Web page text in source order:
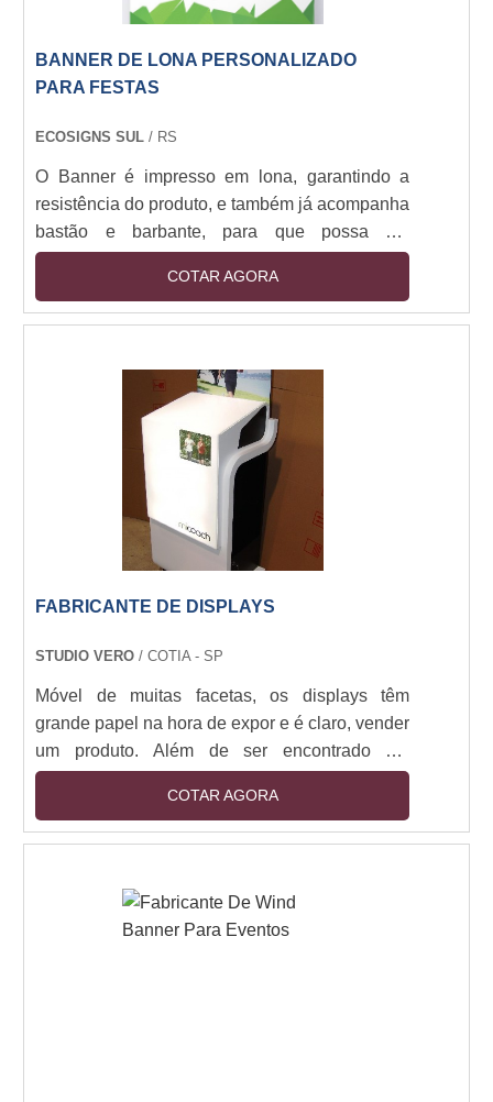
BANNER DE LONA PERSONALIZADO
PARA FESTAS
ECOSIGNS SUL / RS
O Banner é impresso em lona, garantindo a
resistência do produto, e também já acompanha
bastão e barbante, para que possa ser
pendurado no local desejado.
COTAR AGORA
FABRICANTE DE DISPLAYS
STUDIO VERO / COTIA - SP
Móvel de muitas facetas, os displays têm
grande papel na hora de expor e é claro, vender
um produto. Além de ser encontrado em
diversos modelos, cores e materiais diferentes,
o produto tem preços e qualidades diferentes.
Na hora de decidir onde comprar, o cliente não
displays líder no segmento.Diferencial de ter
COTAR AGORA